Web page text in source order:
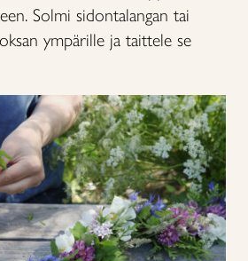
Solmi sidontalangan tai
ympärille ja taittele se